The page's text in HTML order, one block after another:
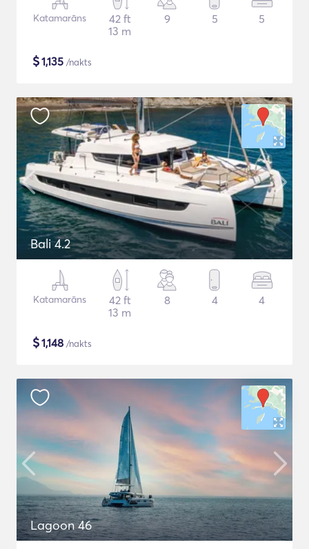
Katamarāns
42 ft
13 m
9 5 5
$1,135 /nakts
Bali 4.2
Katamarāns
42 ft
13 m
8 4 4
$1,148 /nakts
Lagoon 46